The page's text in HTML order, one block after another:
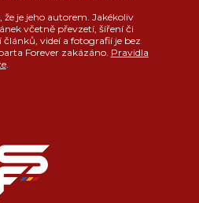
je jeho autorem. Jakékoliv
včetně převzetí, šíření či
videí a fotografií je bez
Forever zakázáno. Pravidla
.